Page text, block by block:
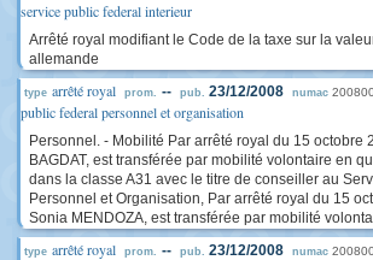
service public federal interieur
Arrêté royal modifiant le Code de la taxe sur la
allemande
type arrêté royal prom. -- pub. 23/12/2008 numac
public federal personnel et organisation
Personnel. - Mobilité Par arrêté royal du 15 octobre
BAGDAT, est transférée par mobilité volontaire en
dans la classe A31 avec le titre de conseiller au
Personnel et Organisation, Par arrêté royal du 15
Sonia MENDOZA, est transférée par mobilité
type arrêté royal prom. -- pub. 23/12/2008 numac